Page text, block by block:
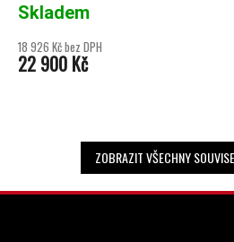
Skladem
18 926 Kč bez DPH
22 900 Kč
ZOBRAZIT VŠECHNY
ZÁPATÍ